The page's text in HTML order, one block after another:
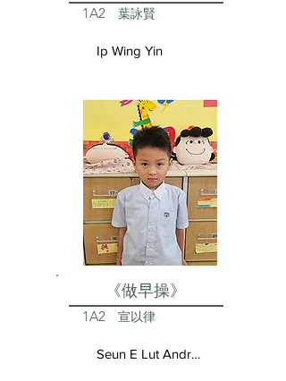
1A2 葉詠賢
Ip Wing Yin
《做早操》
1A2 宣以律
Seun E Lut Andrea